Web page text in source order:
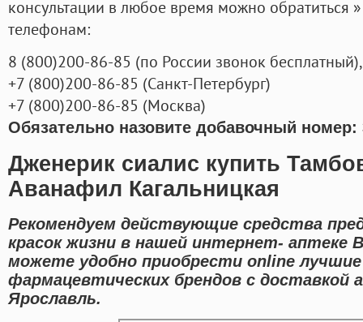
консультации в любое время можно обратиться
телефонам:
8 (800)200-86-85 (по России звонок бесплатный),
+7 (800)200-86-85 (Санкт-Петербург)
+7 (800)200-86-85 (Москва)
Обязательно назовите добавочный номер:
Дженерик сиалис купить
Аванафил Кагальницкая
Рекомендуем действующие средства
красок жизни в нашей интернет- аптеке
можете удобно приобрести online
фармацевтических брендов с доставкой
Ярославль.